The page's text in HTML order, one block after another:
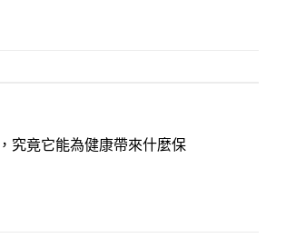
究竟它能為健康帶來什麼保